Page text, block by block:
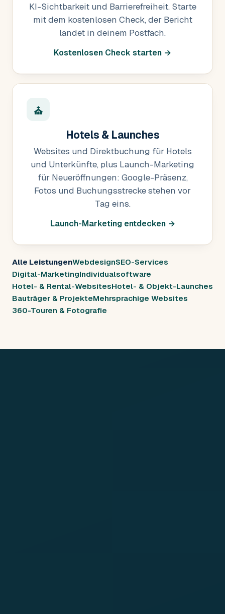
KI-Sichtbarkeit und Barrierefreiheit. Starte
mit dem kostenlosen Check, der Bericht
landet in deinem Postfach.
Kostenlosen Check starten →
⛪
Hotels & Launches
Websites und Direktbuchung für Hotels
und Unterkünfte, plus Launch-Marketing
für Neueröffnungen: Google-Präsenz,
Fotos und Buchungsstrecke stehen vor
Tag eins.
Launch-Marketing entdecken →
Alle LeistungenWebdesignSEO-Services
Digital-MarketingIndividualsoftware
Hotel- & Rental-WebsitesHotel- & Objekt-Launches
Bauträger & ProjekteMehrsprachige Websites
360-Touren & Fotografie